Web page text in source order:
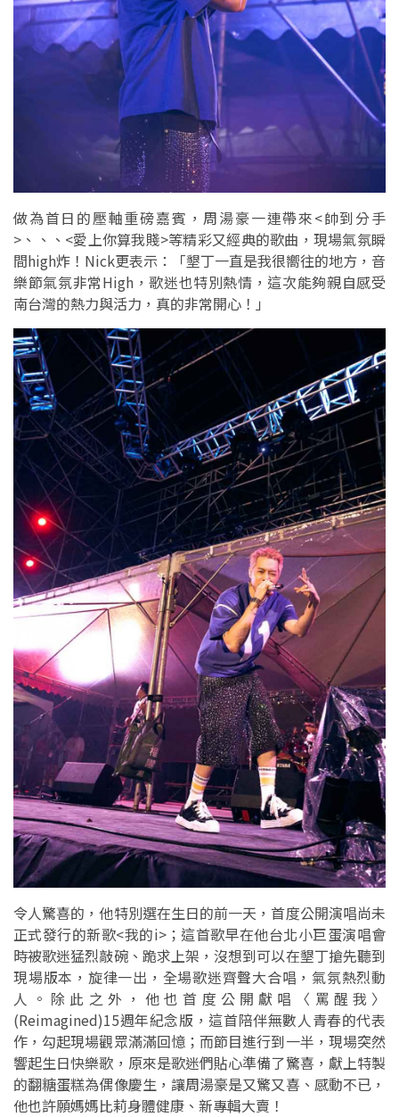
做為首日的壓軸重磅嘉賓，周湯豪一連帶來<帥到分手
>、、、<愛上你算我賤>等精彩又經典的歌曲，現場氣氛瞬
間high炸！Nick更表示：「墾丁一直是我很嚮往的地方，音
樂節氣氛非常High，歌迷也特別熱情，這次能夠親自感受
南台灣的熱力與活力，真的非常開心！」
令人驚喜的，他特別選在生日的前一天，首度公開演唱尚未
正式發行的新歌<我的i>；這首歌早在他台北小巨蛋演唱會
時被歌迷猛烈敲碗、跪求上架，沒想到可以在墾丁搶先聽到
現場版本，旋律一出，全場歌迷齊聲大合唱，氣氛熱烈動
人。除此之外，他也首度公開獻唱〈罵醒我〉
(Reimagined)15週年紀念版，這首陪伴無數人青春的代表
作，勾起現場觀眾滿滿回憶；而節目進行到一半，現場突然
響起生日快樂歌，原來是歌迷們貼心準備了驚喜，獻上特製
的翻糖蛋糕為偶像慶生，讓周湯豪是又驚又喜、感動不已，
他也許願媽媽比莉身體健康、新專輯大賣！